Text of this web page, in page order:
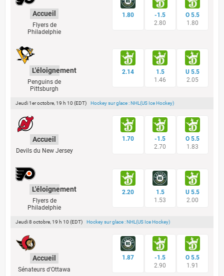
Accueil
Flyers de
Philadelphie
L'éloignement
Penguins de
Pittsburgh
1.80
-1.5
2.80
O 5.5
1.80
2.14
1.5
1.46
U 5.5
2.05
Jeudi 1er octobre, 19 h 10 (EDT) Hockey sur glace : NHL(US Ice Hockey)
Accueil
Devils du New Jersey
L'éloignement
Flyers de
Philadelphie
1.70
-1.5
2.70
O 5.5
1.83
2.20
1.5
1.53
U 5.5
2.00
Jeudi 8 octobre, 19 h 10 (EDT) Hockey sur glace : NHL(US Ice Hockey)
Accueil
Sénateurs d'Ottawa
1.87
-1.5
2.90
O 5.5
1.91